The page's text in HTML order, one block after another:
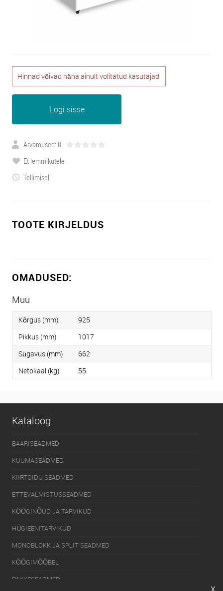
Hinnad võivad näha ainult volitatud kasutajad
Logi sisse
Arvamused: 0
Et lemmikutele
Tellimisel
TOOTE KIRJELDUS
OMADUSED:
Muu
Kõrgus (mm)
925
Pikkus (mm)
1017
Sügavus (mm)
662
Netokaal (kg)
55
Kataloog
BAARISEADMED
KUUMASEADMED
KIIRTOIDU SEADMED
ETTEVALMISTUSSEADMED
KÖÖGINÕUD JA TARVIKUD
HÜGIEENITARVIKUD
MONOBLOKK JA SPLIT SEADMED
KÖÖGIMÖÖBEL
PAKKESEADMED
x